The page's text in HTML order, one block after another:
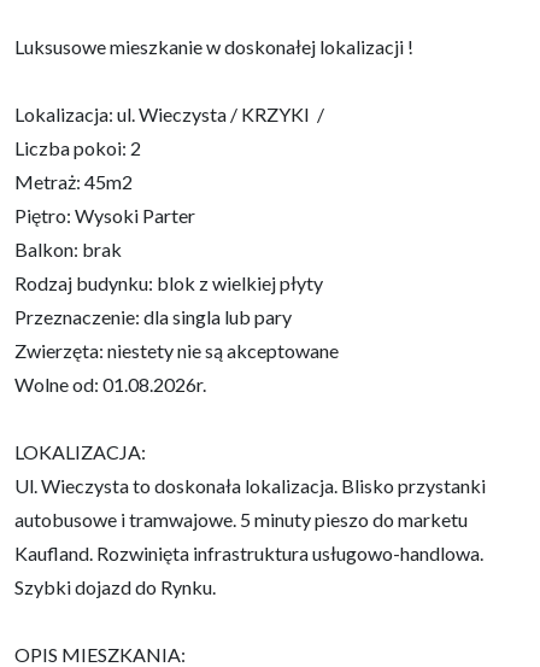
Luksusowe mieszkanie w doskonałej lokalizacji !
Lokalizacja: ul. Wieczysta / KRZYKI /
Liczba pokoi: 2
Metraż: 45m2
Piętro: Wysoki Parter
Balkon: brak
Rodzaj budynku: blok z wielkiej płyty
Przeznaczenie: dla singla lub pary
Zwierzęta: niestety nie są akceptowane
Wolne od: 01.08.2026r.
LOKALIZACJA:
Ul. Wieczysta to doskonała lokalizacja. Blisko przystanki
autobusowe i tramwajowe. 5 minuty pieszo do marketu
Kaufland. Rozwinięta infrastruktura usługowo-handlowa.
Szybki dojazd do Rynku.
OPIS MIESZKANIA: